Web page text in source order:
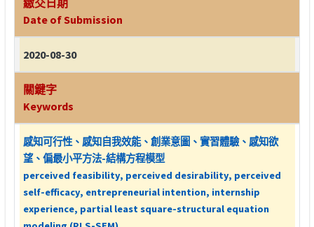
Date of Submission
2020-08-30
關鍵字
Keywords
感知可行性、感知自我效能、創業意圖、實習體驗、感知欲
望、偏最小平方法-結構方程模型
perceived feasibility, perceived desirability, perceived
self-efficacy, entrepreneurial intention, internship
experience, partial least square-structural equation